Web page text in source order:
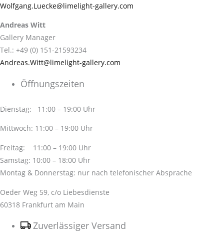
Wolfgang.Luecke@limelight-gallery.com
Andreas Witt
Gallery Manager
Tel.: +49 (0) 151-21593234
Andreas.Witt@limelight-gallery.com
Öffnungszeiten
Dienstag: 11:00 – 19:00 Uhr
Mittwoch: 11:00 – 19:00 Uhr
Freitag: 11:00 – 19:00 Uhr
Samstag: 10:00 – 18:00 Uhr
Montag & Donnerstag: nur nach telefonischer Absprache
Oeder Weg 59, c/o Liebesdienste
60318 Frankfurt am Main
Zuverlässiger Versand